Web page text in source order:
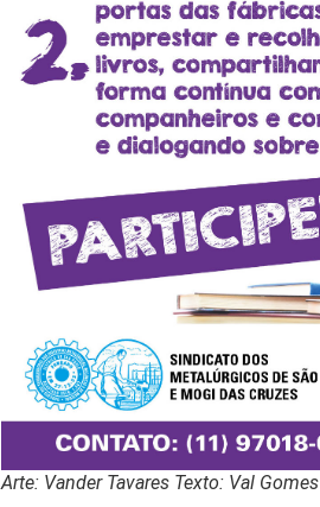
Arte: Vander Tavares Texto: Val Gomes